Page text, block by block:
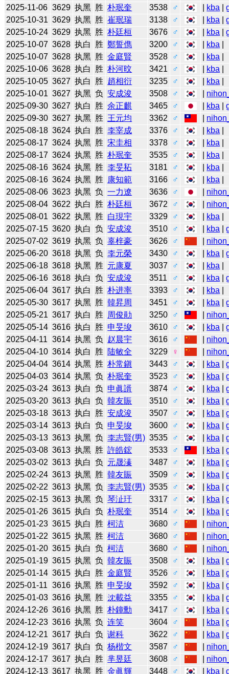
2025-11-06 3629 执黑 胜 朴珉奎 3538 ♂ kba |
2025-10-31 3629 执黑 胜 崔珉瑞 3138 ♂ kba |
2025-10-24 3629 执黑 胜 朴廷桓 3676 ♂ kba |
2025-10-07 3628 执白 胜 鄭誓儁 3200 ♂ kba
2025-10-07 3628 执黑 胜 金庭賢 3528 ♂ kba
2025-10-06 3628 执白 胜 朴河旼 3421 ♂ kba
2025-10-05 3627 执白 胜 趙相衍 3235 ♂ kba
2025-10-01 3627 执黑 负 安成浚 3508 ♂
2025-09-30 3627 执白 胜 余正麒 3465 ♂ kba |
2025-09-30 3627 执黑 胜 王元均 3362 ♂
2025-08-18 3624 执白 胜 李宰成 3376 ♂ kba
2025-08-17 3624 执黑 胜 宋圭相 3378 ♂ kba
2025-08-17 3624 执黑 胜 朴珉奎 3535 ♂ kba
2025-08-16 3624 执黑 胜 李旻䄷 3181 ♂ kba
2025-08-16 3624 执黑 胜 康知範 3166 ♂ kba
2025-08-06 3623 执黑 负 一力遼 3636 ♂
2025-08-04 3622 执白 胜 朴廷桓 3672 ♂
2025-08-01 3622 执黑 胜 白現宇 3329 ♂ kba
2025-07-15 3620 执白 负 安成浚 3510 ♂ kba |
2025-07-02 3619 执黑 负 辜梓豪 3626 ♂
2025-06-20 3618 执黑 负 李元榮 3430 ♂ kba |
2025-06-18 3618 执黑 胜 元康夏 3037 ♂ kba
2025-06-16 3618 执白 负 安成浚 3511 ♂ kba |
2025-06-04 3617 执白 胜 朴进率 3393 ♂ kba
2025-05-30 3617 执黑 胜 韓昇周 3451 ♂ kba |
2025-05-21 3617 执白 胜 周俊勛 3250 ♂
2025-05-14 3616 执白 胜 申旻埈 3610 ♂ kba |
2025-04-11 3614 执黑 负 赵晨宇 3616 ♂
2025-04-10 3614 执白 胜 陆敏全 3229 ♀
2025-04-04 3614 执黑 胜 朴常鎭 3443 ♂ kba |
2025-04-03 3614 执黑 负 朴珉奎 3523 ♂ kba |
2025-03-24 3613 执白 负 申眞諝 3874 ♂ kba |
2025-03-20 3613 执白 负 韓友賑 3510 ♂ kba |
2025-03-18 3613 执白 胜 安成浚 3507 ♂ kba |
2025-03-14 3613 执白 负 申旻埈 3600 ♂ kba |
2025-03-13 3613 执黑 负 李志賢(男) 3535 ♂ kba |
2025-03-08 3613 执黑 胜 許皓鋐 3533 ♂ kba |
2025-03-02 3613 执白 负 元晟溱 3487 ♂ kba |
2025-02-24 3613 执黑 胜 韓友賑 3509 ♂ kba |
2025-02-22 3613 执黑 负 李志賢(男) 3535 ♂ kba |
2025-02-15 3613 执黑 负 琴沚玗 3317 ♂ kba |
2025-01-26 3615 执白 负 朴珉奎 3514 ♂ kba |
2025-01-23 3615 执白 胜 柯洁 3680 ♂
2025-01-22 3615 执黑 胜 柯洁 3680 ♂
2025-01-20 3615 执白 负 柯洁 3680 ♂
2025-01-19 3615 执黑 负 韓友賑 3508 ♂ kba |
2025-01-14 3615 执白 胜 金庭賢 3526 ♂ kba |
2025-01-11 3616 执黑 胜 申旻埈 3592 ♂ kba |
2025-01-03 3616 执黑 胜 沈載益 3355 ♂ kba |
2024-12-26 3616 执黑 胜 朴鐘勳 3417 ♂ kba |
2024-12-23 3616 执黑 负 连笑 3604 ♂ kba |
2024-12-21 3617 执白 负 谢科 3622 ♂ kba |
2024-12-19 3617 执白 负 杨楷文 3587 ♂
2024-12-17 3617 执白 胜 芈昱廷 3608 ♂
2024-12-13 3617 执黑 胜 金眞輝 3448 ♂ kba |